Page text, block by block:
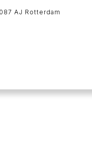
AJ Rotterdam